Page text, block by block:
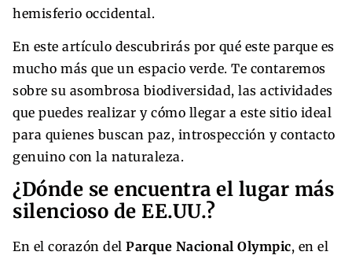
hemisferio occidental.
En este artículo descubrirás por qué este parque es
mucho más que un espacio verde. Te contaremos
sobre su asombrosa biodiversidad, las actividades
que puedes realizar y cómo llegar a este sitio ideal
para quienes buscan paz, introspección y contacto
genuino con la naturaleza.
¿Dónde se encuentra el lugar más
silencioso de EE.UU.?
En el corazón del Parque Nacional Olympic, en el